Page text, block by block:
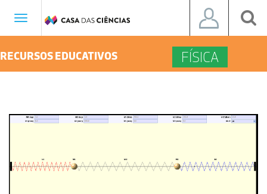
Toggle
RECURSOS EDUCATIVOS FÍSICA